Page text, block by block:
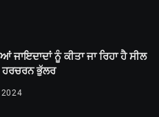
ਜਾਇਦਾਦਾਂ ਨੂੰ ਕੀਤਾ ਜਾ ਰਿਹਾ ਹੈ ਸੀਲ
ਭੁੱਲਰ
2024